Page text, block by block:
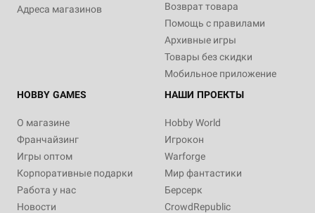
Адреса магазинов
Возврат товара
Помощь с правилами
Архивные игры
Товары без скидки
Мобильное приложение
HOBBY GAMES
О магазине
Франчайзинг
Игры оптом
Корпоративные подарки
Работа у нас
Новости
НАШИ ПРОЕКТЫ
Hobby World
Игрокон
Warforge
Мир фантастики
Берсерк
CrowdRepublic